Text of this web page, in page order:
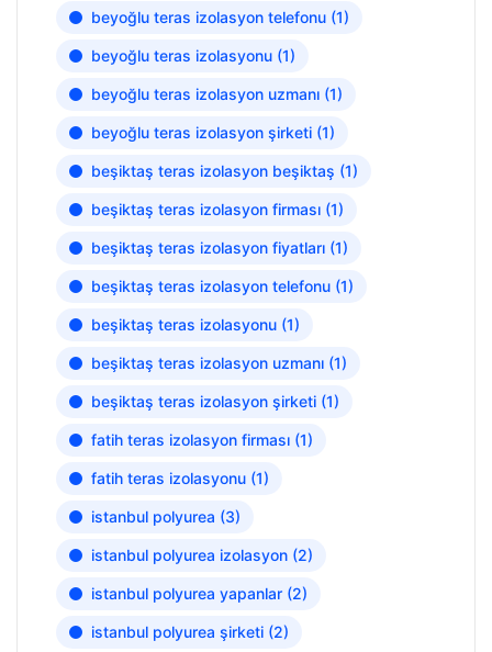
beyoğlu teras izolasyon telefonu (1)
beyoğlu teras izolasyonu (1)
beyoğlu teras izolasyon uzmanı (1)
beyoğlu teras izolasyon şirketi (1)
beşiktaş teras izolasyon beşiktaş (1)
beşiktaş teras izolasyon firması (1)
beşiktaş teras izolasyon fiyatları (1)
beşiktaş teras izolasyon telefonu (1)
beşiktaş teras izolasyonu (1)
beşiktaş teras izolasyon uzmanı (1)
beşiktaş teras izolasyon şirketi (1)
fatih teras izolasyon firması (1)
fatih teras izolasyonu (1)
istanbul polyurea (3)
istanbul polyurea izolasyon (2)
istanbul polyurea yapanlar (2)
istanbul polyurea şirketi (2)